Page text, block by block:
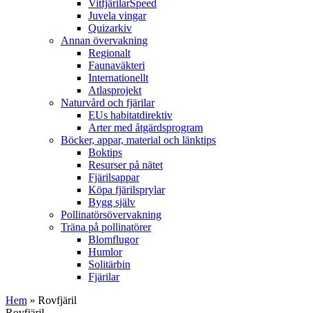
VitfjärilarSpeed
Juvela vingar
Quizarkiv
Annan övervakning
Regionalt
Faunaväkteri
Internationellt
Atlasprojekt
Naturvård och fjärilar
EUs habitatdirektiv
Arter med åtgärdsprogram
Böcker, appar, material och länktips
Boktips
Resurser på nätet
Fjärilsappar
Köpa fjärilsprylar
Bygg själv
Pollinatörsövervakning
Träna på pollinatörer
Blomflugor
Humlor
Solitärbin
Fjärilar
Hem » Rovfjäril